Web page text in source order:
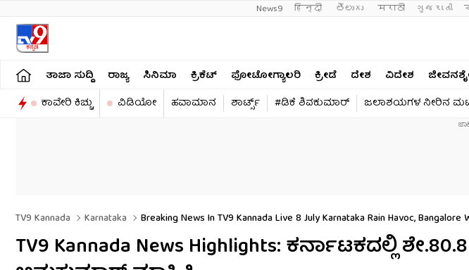
News9 हिन्दी తెలుగు मराठी ગુજરાતી
ತಾಜಾ ಸುದ್ದಿ ರಾಜ್ಯ ಸಿನಿಮಾ ಕ್ರಿಕೆಟ್​ ಫೋಟೋಗ್ಯಾಲರಿ ಕ್ರೀಡೆ ದೇಶ ವಿದೇಶ
ಕಾವೇರಿ ಕಿಚ್ಚು
ವಿಡಿಯೋ ಹವಾಮಾನ ಶಾರ್ಟ್ಸ್​ #ಡಿಕೆ ಶಿವಕುಮಾರ್​ ಜಲಾಶಯಗಳ ನೀರಿನ
TV9 Kannada Karnataka
Breaking News In TV9 Kannada Live 8 July Karnataka Rain Havoc,
Updates
TV9 Kannada News Highlights: ಕರ್ನಾಟಕದಲ್ಲಿ